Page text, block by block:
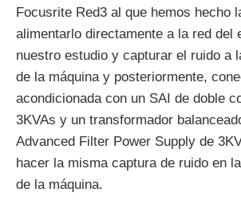
Focusrite Red3 al que hemos hecho
alimentarlo directamente a la red del
nuestro estudio y capturar el ruido a
de la máquina y posteriormente,
acondicionada con un SAI de doble
3KVAs y un transformador
Advanced Filter Power Supply de
hacer la misma captura de ruido en
de la máquina.